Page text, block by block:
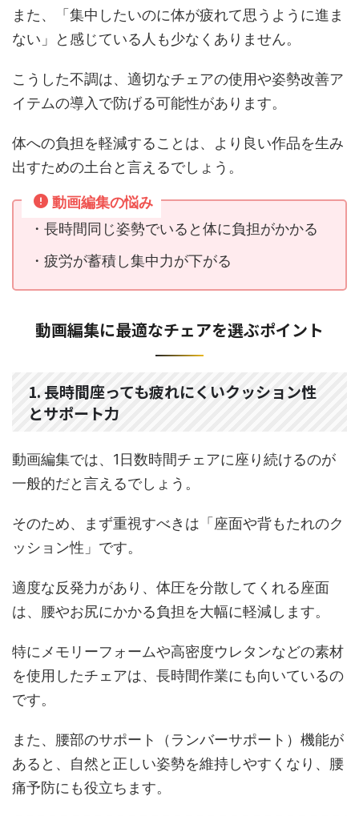
また、「集中したいのに体が疲れて思うように進ま
ない」と感じている人も少なくありません。
こうした不調は、適切なチェアの使用や姿勢改善ア
イテムの導入で防げる可能性があります。
体への負担を軽減することは、より良い作品を生み
出すための土台と言えるでしょう。
動画編集の悩み
・長時間同じ姿勢でいると体に負担がかかる
・疲労が蓄積し集中力が下がる
動画編集に最適なチェアを選ぶポイント
1. 長時間座っても疲れにくいクッション性
とサポート力
動画編集では、1日数時間チェアに座り続けるのが
一般的だと言えるでしょう。
そのため、まず重視すべきは「座面や背もたれのク
ッション性」です。
適度な反発力があり、体圧を分散してくれる座面
は、腰やお尻にかかる負担を大幅に軽減します。
特にメモリーフォームや高密度ウレタンなどの素材
を使用したチェアは、長時間作業にも向いているの
です。
また、腰部のサポート（ランバーサポート）機能が
あると、自然と正しい姿勢を維持しやすくなり、腰
痛予防にも役立ちます。